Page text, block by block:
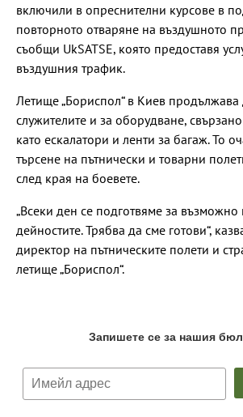
включили в опреснителни курсове в
повторното отваряне на въздушното
съобщи UkSATSE, която предоставя
въздушния трафик.
Летище „Бориспол“ в Киев
служителите и за оборудване,
като ескалатори и ленти за багаж. То
търсене на пътнически и товарни
след края на боевете.
„Всеки ден се подготвяме за възможно
дейностите. Трябва да сме готови“,
директор на пътническите полети и
летище „Бориспол“.